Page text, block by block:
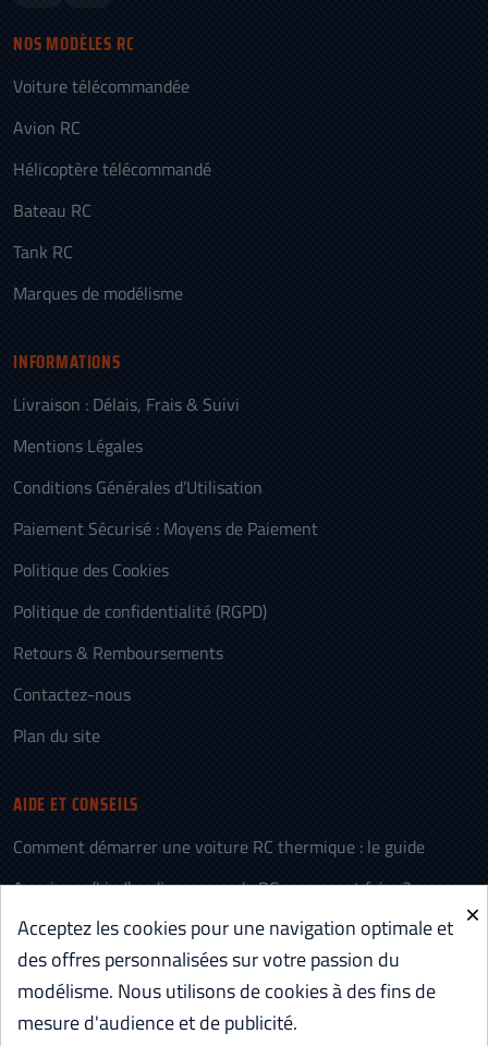
NOS MODÈLES RC
Voiture télécommandée
Avion RC
Hélicoptère télécommandé
Bateau RC
Tank RC
Marques de modélisme
INFORMATIONS
Livraison : Délais, Frais & Suivi
Mentions Légales
Conditions Générales d’Utilisation
Paiement Sécurisé : Moyens de Paiement
Politique des Cookies
Politique de confidentialité (RGPD)
Retours & Remboursements
Contactez-nous
Plan du site
AIDE ET CONSEILS
Comment démarrer une voiture RC thermique : le guide
Appairage (bind) radiocommande RC : comment faire ?
L’histoire des voitures télécommandées (RC)
Voiture RC électrique ou thermique : comment choisir
Batterie RC LiPo vs NiMH : comparatif et quel choix
×
Acceptez les cookies pour une navigation optimale et
des offres personnalisées sur votre passion du
modélisme. Nous utilisons de cookies à des fins de
mesure d'audience et de publicité.